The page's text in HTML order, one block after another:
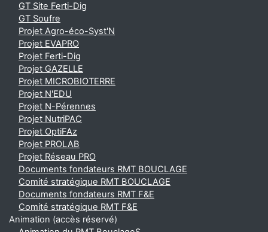
GT Site Ferti-Dig
GT Soufre
Projet Agro-éco-Syst'N
Projet EVAPRO
Projet Ferti-Dig
Projet GAZELLE
Projet MICROBIOTERRE
Projet N'EDU
Projet N-Pérennes
Projet NutriPAC
Projet OptiFAz
Projet PROLAB
Projet Réseau PRO
Documents fondateurs RMT BOUCLAGE
Comité stratégique RMT BOUCLAGE
Documents fondateurs RMT F&E
Comité stratégique RMT F&E
Animation (accès réservé)